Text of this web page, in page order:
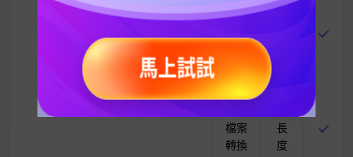
轉換
加速
檔案
轉換
長
度